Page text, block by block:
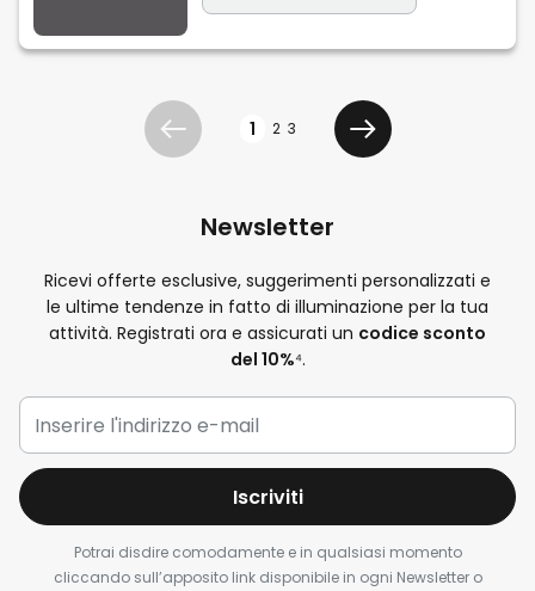
Precedente 1 2 3
Avanti
Newsletter
Ricevi offerte esclusive, suggerimenti personalizzati e
le ultime tendenze in fatto di illuminazione per la tua
attività. Registrati ora e assicurati un codice sconto
del 10%⁴.
Iscriviti
Potrai disdire comodamente e in qualsiasi momento
cliccando sull’apposito link disponibile in ogni Newsletter o